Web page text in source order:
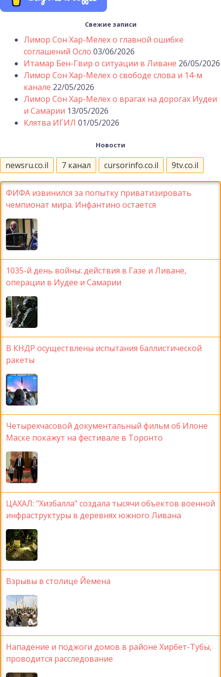
Свежие записи
Лимор Сон Хар-Мелех о главной ошибке
соглашений Осло 03/06/2026
Итамар Бен-Гвир о ситуации в Ливане 26/05/2026
Лимор Сон Хар-Мелех о свободе слова и 14-м
канале 22/05/2026
Лимор Сон Хар-Мелех о врагах на дорогах Иудеи
и Самарии 13/05/2026
Клятва ИГИЛ 01/05/2026
Новости
newsru.co.il 7 канал cursorinfo.co.il 9tv.co.il
ФИФА извинился за попытку приватизировать
чемпионат мира. Инфантино остается
1035-й день войны: действия в Газе и Ливане,
операции в Иудее и Самарии
В КНДР осуществлены испытания баллистической
ракеты
Четырехчасовой документальный фильм об Илоне
Маске покажут на фестивале в Торонто
ЦАХАЛ: "Хизбалла" создала тысячи объектов военной
инфраструктуры в деревнях южного Ливана
Взрывы в столице Йемена
Нападение и поджоги домов в районе Хирбет-Тубы,
проводится расследование